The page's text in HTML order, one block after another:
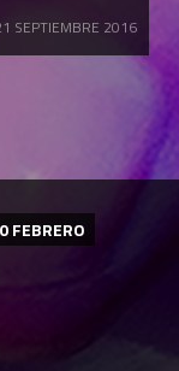
SEPTIEMBRE 2016
FEBRERO